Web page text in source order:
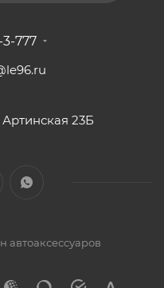
3-777
Артинская 23Б
автоаксессуаров